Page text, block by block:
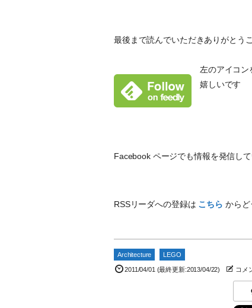
最後まで読んでいただきありがとう
左のアイコン
嬉しいです
Facebook ページでも情報を発信し
RSSリーダへの登録は こちら からど
Architecture LEGO
2011/04/01 (最終更新:2013/04/22) コメ